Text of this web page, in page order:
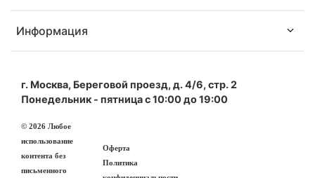
Информация
г. Москва, Береговой проезд, д. 4/6, стр. 2
Понедельник - пятница с 10:00 до 19:00
© 2026 Любое
использование
контента без
письменного
Оферта
Политика